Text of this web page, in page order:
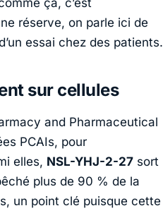
réserve, on parle ici de
essai chez des patients.
sur cellules
and Pharmaceutical
PCAIs, pour
elles, NSL-YHJ-2-27 sort
plus de 90 % de la
un point clé puisque cette